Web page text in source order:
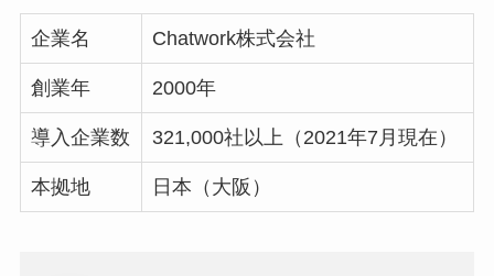
企業名 Chatwork株式会社
創業年 2000年
導入企業数 321,000社以上（2021年7月現在）
本拠地 日本（大阪）